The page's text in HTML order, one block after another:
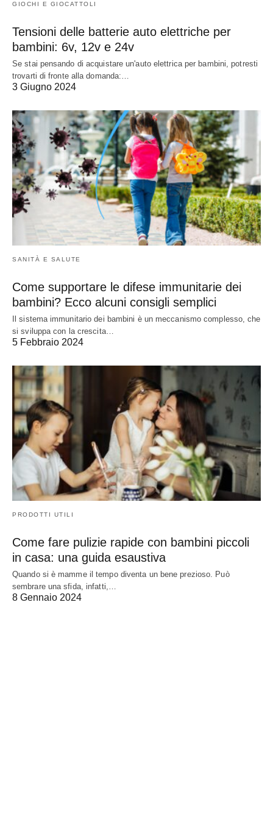
GIOCHI E GIOCATTOLI
Tensioni delle batterie auto elettriche per
bambini: 6v, 12v e 24v
Se stai pensando di acquistare un'auto elettrica per bambini, potresti
trovarti di fronte alla domanda:…
3 Giugno 2024
SANITÀ E SALUTE
Come supportare le difese immunitarie dei
bambini? Ecco alcuni consigli semplici
Il sistema immunitario dei bambini è un meccanismo complesso, che
si sviluppa con la crescita…
5 Febbraio 2024
PRODOTTI UTILI
Come fare pulizie rapide con bambini piccoli
in casa: una guida esaustiva
Quando si è mamme il tempo diventa un bene prezioso. Può
sembrare una sfida, infatti,…
8 Gennaio 2024